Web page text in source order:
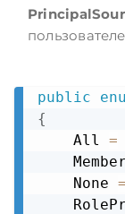
public
{
    All
=
    None
=